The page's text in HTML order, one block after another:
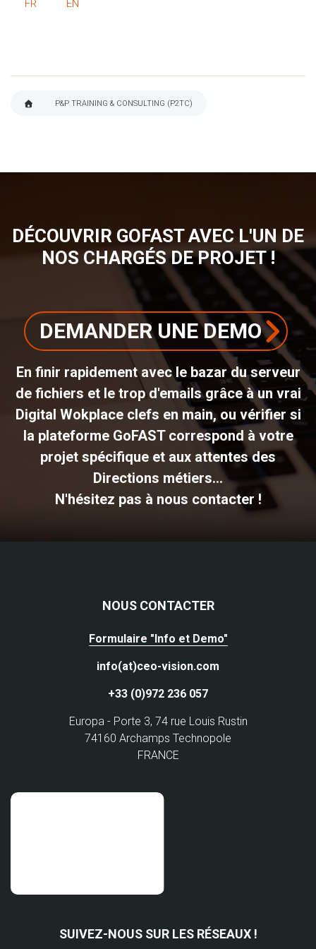
FR EN
P&P TRAINING & CONSULTING (P2TC)
DÉCOUVRIR GOFAST AVEC L'UN DE
NOS CHARGÉS DE PROJET !
DEMANDER UNE DEMO
En finir rapidement avec le bazar du serveur
de fichiers et le trop d'emails grâce à un vrai
Digital Wokplace clefs en main, ou vérifier si
la plateforme GoFAST correspond à votre
projet spécifique et aux attentes des
Directions métiers...
N'hésitez pas à nous contacter !
NOUS CONTACTER
Formulaire "Info et Demo"
info(at)ceo-vision.com
+33 (0)972 236 057
Europa - Porte 3, 74 rue Louis Rustin
74160 Archamps Technopole
FRANCE
SUIVEZ-NOUS SUR LES RÉSEAUX !